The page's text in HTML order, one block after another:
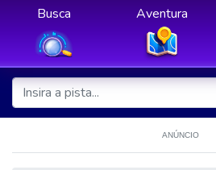
Busca Aventura
ANÚNCIO